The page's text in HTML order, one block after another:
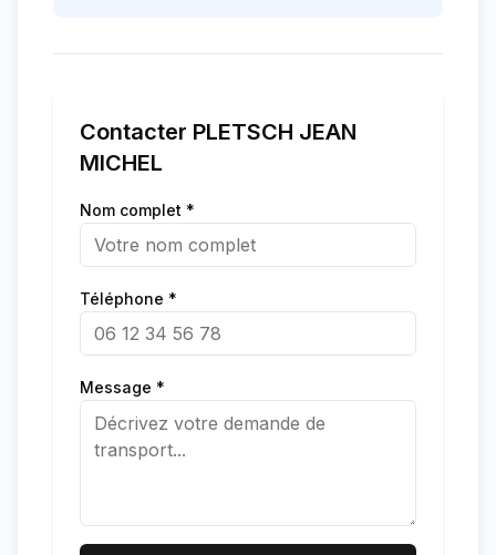
Contacter PLETSCH JEAN
MICHEL
Nom complet *
Téléphone *
Message *